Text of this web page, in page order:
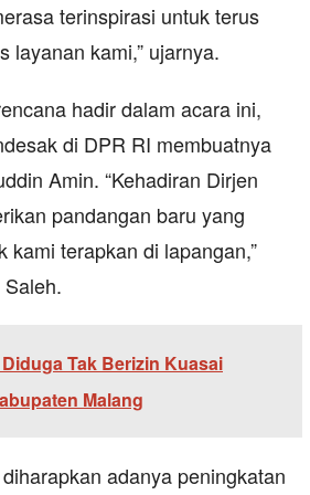
terinspirasi untuk terus
layanan kami,” ujarnya.
hadir dalam acara ini,
di DPR RI membuatnya
Amin. “Kehadiran Dirjen
pandangan baru yang
kami terapkan di lapangan,”
Tak Berizin Kuasai
Malang
adanya peningkatan